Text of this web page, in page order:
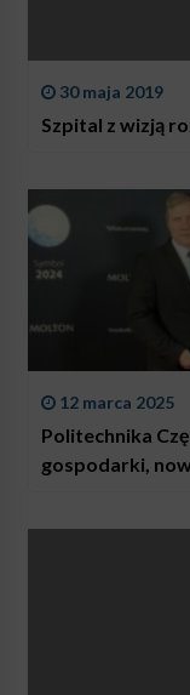
30 maja 2019
Szpital z wizją
12 marca 2025
Politechnika
gospodarki,